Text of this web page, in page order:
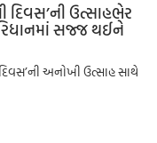
દિવસ’ની ઉત્સાહભેર
સજ્જ થઈને
અનોખી ઉત્સાહ સાથે